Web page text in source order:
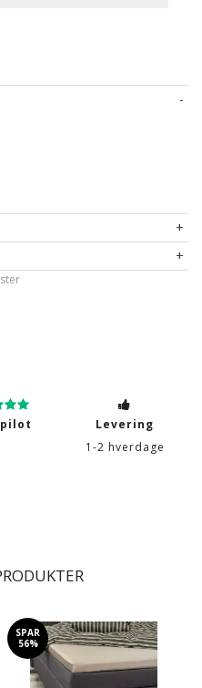
Levering
1-2 hverdage
SPAR
56%